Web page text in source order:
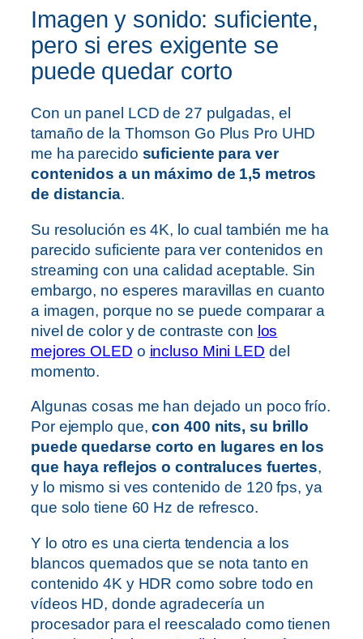
Imagen y sonido: suficiente,
pero si eres exigente se
puede quedar corto
Con un panel LCD de 27 pulgadas, el
tamaño de la Thomson Go Plus Pro UHD
me ha parecido suficiente para ver
contenidos a un máximo de 1,5 metros
de distancia.
Su resolución es 4K, lo cual también me ha
parecido suficiente para ver contenidos en
streaming con una calidad aceptable. Sin
embargo, no esperes maravillas en cuanto
a imagen, porque no se puede comparar a
nivel de color y de contraste con los
mejores OLED o incluso Mini LED del
momento.
Algunas cosas me han dejado un poco frío.
Por ejemplo que,con 400 nits, su brillo
puede quedarse corto en lugares en los
que haya reflejos o contraluces fuertes,
y lo mismo si ves contenido de 120 fps, ya
que solo tiene 60 Hz de refresco.
Y lo otro es una cierta tendencia a los
blancos quemados que se nota tanto en
contenido 4K y HDR como sobre todo en
vídeos HD, donde agradecería un
procesador para el reescalado como tienen